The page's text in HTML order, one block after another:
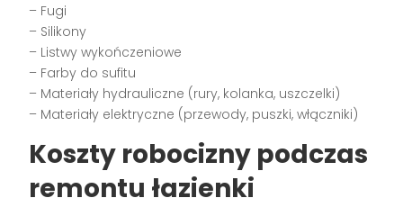
– Fugi
– Silikony
– Listwy wykończeniowe
– Farby do sufitu
– Materiały hydrauliczne (rury, kolanka, uszczelki)
– Materiały elektryczne (przewody, puszki, włączniki)
Koszty robocizny podczas
remontu łazienki